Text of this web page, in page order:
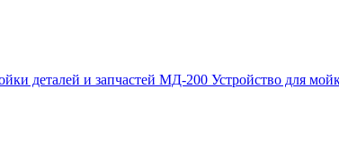
деталей и запчастей МД-200 Устройство для